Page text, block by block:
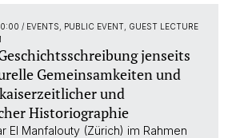
/ EVENTS, PUBLIC EVENT, GUEST LECTURE
jenseits
Gemeinsamkeiten und
und
Historiographie
El Manfalouty (Zürich) im Rahmen